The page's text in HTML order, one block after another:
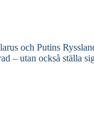
och Putins
– utan också ställa